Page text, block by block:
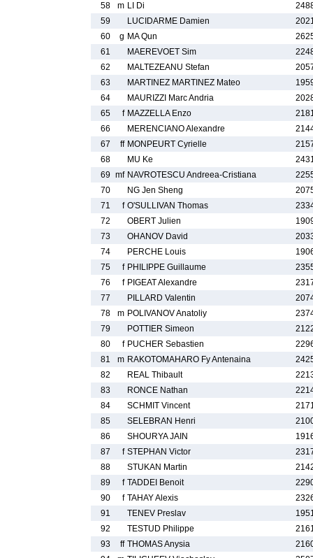
58
m LI Di
59
LUCIDARME Damien
60
g MA Qun
61
MAEREVOET Sim
62
MALTEZEANU Stefan
63
MARTINEZ MARTINEZ Mateo
64
MAURIZZI Marc Andria
65
f MAZZELLA Enzo
66
MERENCIANO Alexandre
67
ff MONPEURT Cyrielle
68
MU Ke
69 mf NAVROTESCU Andreea-Cristiana
70
NG Jen Sheng
71
f O'SULLIVAN Thomas
72
OBERT Julien
73
OHANOV David
74
PERCHE Louis
75
f PHILIPPE Guillaume
76
f PIGEAT Alexandre
77
PILLARD Valentin
78
m POLIVANOV Anatoliy
79
POTTIER Simeon
80
f PUCHER Sebastien
81
m RAKOTOMAHARO Fy Antenaina
82
REAL Thibault
83
RONCE Nathan
84
SCHMIT Vincent
85
SELEBRAN Henri
86
SHOURYA JAIN
87
f STEPHAN Victor
88
STUKAN Martin
89
f TADDEI Benoit
90
f TAHAY Alexis
91
TENEV Preslav
92
TESTUD Philippe
93
ff THOMAS Anysia